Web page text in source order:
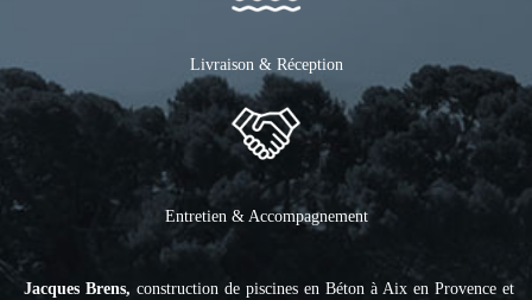
Livraison & Réception
Entretien & Accompagnement
Jacques Brens, construction de piscines en Béton à Aix en Provence et